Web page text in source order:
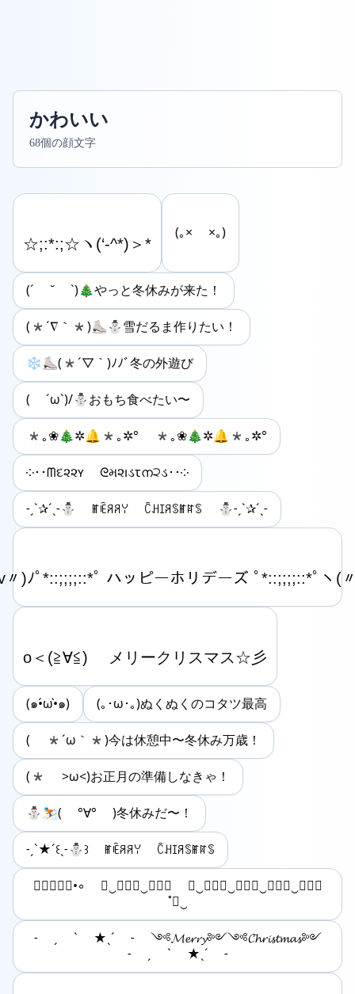
かわいい
68個の顔文字
(｡× ×｡)
(´ ˘ `)🎄やっと冬休みが来た！
(*´∇｀*)⛸️⛄️雪だるま作りたい！
❄️⛸️(*´▽｀)ﾉﾉﾞ冬の外遊び
( ´ω`)/⛄️おもち食べたい〜
*｡❀🎄✲🔔*｡✲° *｡❀🎄✲🔔*｡✲°
༶･･ᗰદ૨૨ʏ ᘓમ૨ıડτന੨ડ･･༶
˗ˏˋ✰´ˎ˗⛄ ꂵꍟꋪꋪꌩ ꉓꃅꀤꋪꌗꂵꍏꌗ ⛄˗ˏˋ✰´ˎ˗
(๑•́ω•̀๑) (｡･ω･｡)ぬくぬくのコタツ最高
( *´ω｀*)今は休憩中〜冬休み万歳！
(* >ω<)お正月の準備しなきゃ！
⛄️⛷️( °∀° )⁩冬休みだ〜！
˗ˏˋ★´꒰ˎ˗⛄꒱ ꂵꍟꋪꋪꌩ ꉓꃅꀤꋪꌗꂵꍏꌗ
╭┅┈◦ೋ•◦ 𝓜‿𝓮︵𝓻‿𝓻︵𝔂 𝓒‿𝓱︵𝓻‿𝓲︵𝓼‿𝓽︵𝓶‿𝓪︵𝓼
˚ೄ‿
˗ ˏ ˋ ★ˎˊ ˗ ༺𝓜𝓮𝓻𝓻𝔂༻༺𝓒𝓱𝓻𝓲𝓼𝓽𝓶𝓪𝓼༻
˗ ˏ ˋ ★ˎˊ ˗